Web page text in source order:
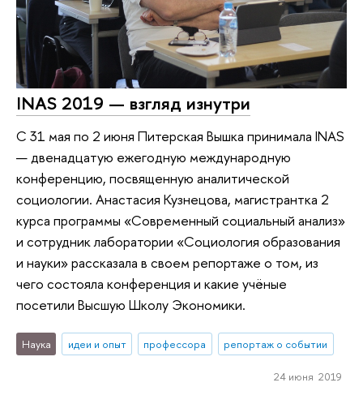
INAS 2019 — взгляд изнутри
С 31 мая по 2 июня Питерская Вышка принимала INAS
— двенадцатую ежегодную международную
конференцию, посвященную аналитической
социологии. Анастасия Кузнецова, магистрантка 2
курса программы «Современный социальный анализ»
и сотрудник лаборатории «Социология образования
и науки» рассказала в своем репортаже о том, из
чего состояла конференция и какие учёные
посетили Высшую Школу Экономики.
Наука идеи и опыт профессора репортаж о событии
24 июня 2019